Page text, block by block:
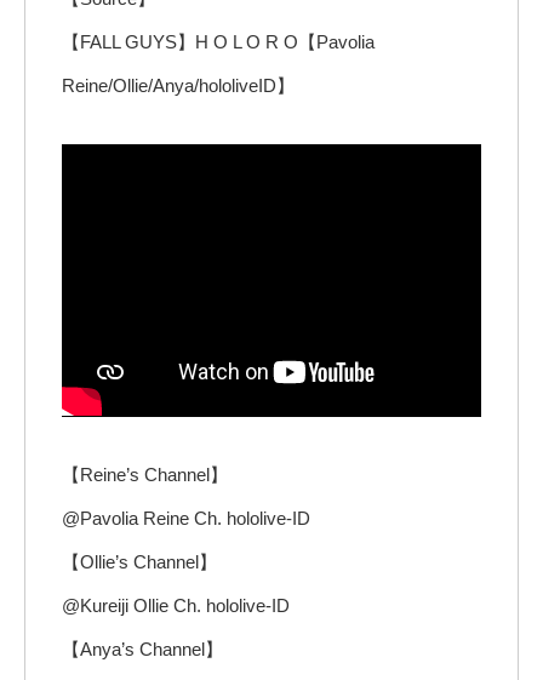
【FALL GUYS】H O L O R O【Pavolia
Reine/Ollie/Anya/hololiveID】
【Reine’s Channel】
@Pavolia Reine Ch. hololive-ID
【Ollie’s Channel】
@Kureiji Ollie Ch. hololive-ID
【Anya’s Channel】